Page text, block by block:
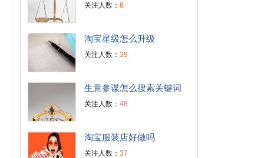
关注人数： 6
淘宝星级怎么升级
关注人数： 39
生意参谋怎么搜索关键词
关注人数： 48
淘宝服装店好做吗
关注人数： 37